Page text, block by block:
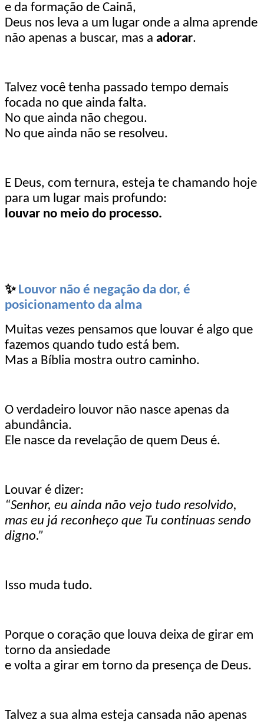
e da formação de Cainã,
Deus nos leva a um lugar onde a alma aprende
não apenas a buscar, mas a adorar.
Talvez você tenha passado tempo demais
focada no que ainda falta.
No que ainda não chegou.
No que ainda não se resolveu.
E Deus, com ternura, esteja te chamando hoje
para um lugar mais profundo:
louvar no meio do processo.
✨ Louvor não é negação da dor, é
posicionamento da alma
Muitas vezes pensamos que louvar é algo que
fazemos quando tudo está bem.
Mas a Bíblia mostra outro caminho.
O verdadeiro louvor não nasce apenas da
abundância.
Ele nasce da revelação de quem Deus é.
Louvar é dizer:
“Senhor, eu ainda não vejo tudo resolvido,
mas eu já reconheço que Tu continuas sendo
digno.”
Isso muda tudo.
Porque o coração que louva deixa de girar em
torno da ansiedade
e volta a girar em torno da presença de Deus.
Talvez a sua alma esteja cansada não apenas